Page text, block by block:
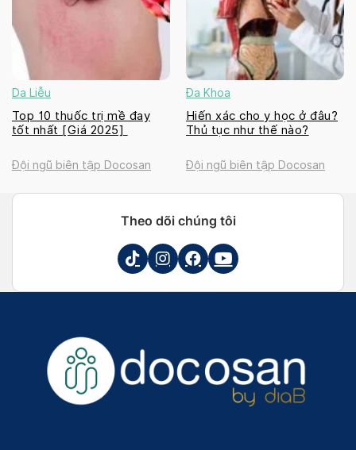
Da Liễu
Top 10 thuốc trị mề đay
tốt nhất [Giá 2025]
Đội ngũ biên tập Docosan
Đa Khoa
Hiến xác cho y học ở đâu?
Thủ tục như thế nào?
Đội ngũ biên tập Docosan
Theo dõi chúng tôi